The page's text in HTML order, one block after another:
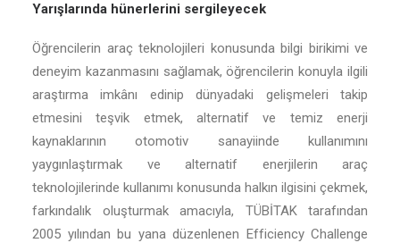
Yarışlarında hünerlerini sergileyecek
Öğrencilerin araç teknolojileri konusunda bilgi birikimi ve
deneyim kazanmasını sağlamak, öğrencilerin konuyla ilgili
araştırma imkânı edinip dünyadaki gelişmeleri takip
etmesini teşvik etmek, alternatif ve temiz enerji
kaynaklarının otomotiv sanayiinde kullanımını
yaygınlaştırmak ve alternatif enerjilerin araç
teknolojilerinde kullanımı konusunda halkın ilgisini çekmek,
farkındalık oluşturmak amacıyla, TÜBİTAK tarafından
2005 yılından bu yana düzenlenen Efficiency Challenge